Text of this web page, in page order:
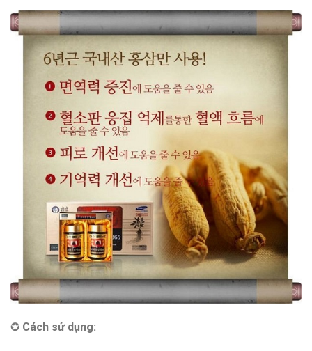
✪ Cách sử dụng: